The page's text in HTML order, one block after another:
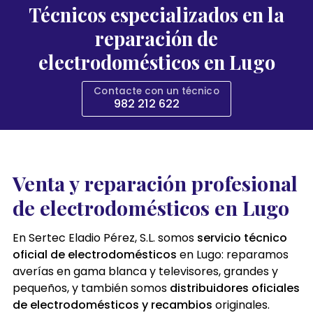
Técnicos especializados en la
reparación de
electrodomésticos en Lugo
Contacte con un técnico
982 212 622
Venta y reparación profesional
de electrodomésticos en Lugo
En Sertec Eladio Pérez, S.L. somos servicio técnico
oficial de electrodomésticos en Lugo: reparamos
averías en gama blanca y televisores, grandes y
pequeños, y también somos distribuidores oficiales
de electrodomésticos y recambios originales.